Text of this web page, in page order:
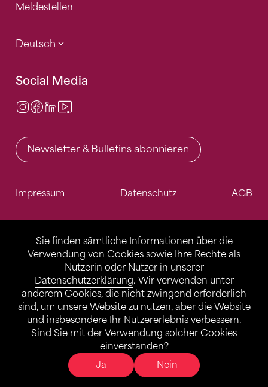
Sie finden sämtliche Informationen über die
Verwendung von Cookies sowie Ihre Rechte als
Nutzerin oder Nutzer in unserer
Datenschutzerklärung. Wir verwenden unter
anderem Cookies, die nicht zwingend erforderlich
sind, um unsere Website zu nutzen, aber die Website
und insbesondere Ihr Nutzererlebnis verbessern.
Sind Sie mit der Verwendung solcher Cookies
einverstanden?
Ja
Nein
Meldestellen
Deutsch
Social Media
Instagram
Facebook
LinkedIn
Newsletter & Bulletins abonnieren
Impressum Datenschutz AGB